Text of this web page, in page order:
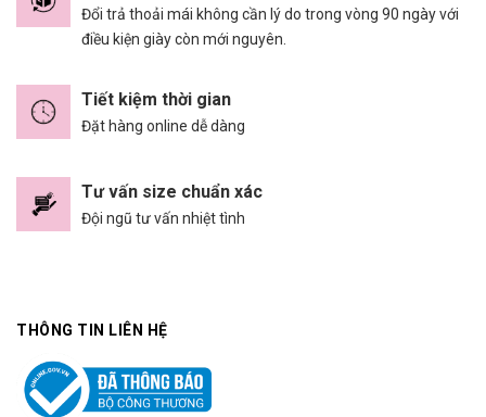
Đổi trả thoải mái không cần lý do trong vòng 90 ngày với
điều kiện giày còn mới nguyên.
Tiết kiệm thời gian
Đặt hàng online dễ dàng
Tư vấn size chuẩn xác
Đội ngũ tư vấn nhiệt tình
THÔNG TIN LIÊN HỆ